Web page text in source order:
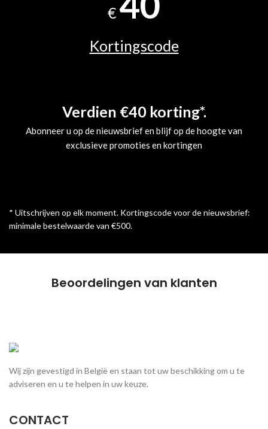
€
Kortingscode
Verdien €40 korting*.
Abonneer u op de nieuwsbrief en blijf op de hoogte van
exclusieve promoties en kortingen
* Uitschrijven op elk moment. Kortingscode voor de nieuwsbrief:
minimale bestelwaarde van €500.
Beoordelingen van klanten
Wij zijn gevestigd in België en staan tot uw beschikking om u te
adviseren en u te helpen in uw keuze.
CONTACT